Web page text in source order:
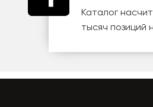
Каталог
тысяч позиций